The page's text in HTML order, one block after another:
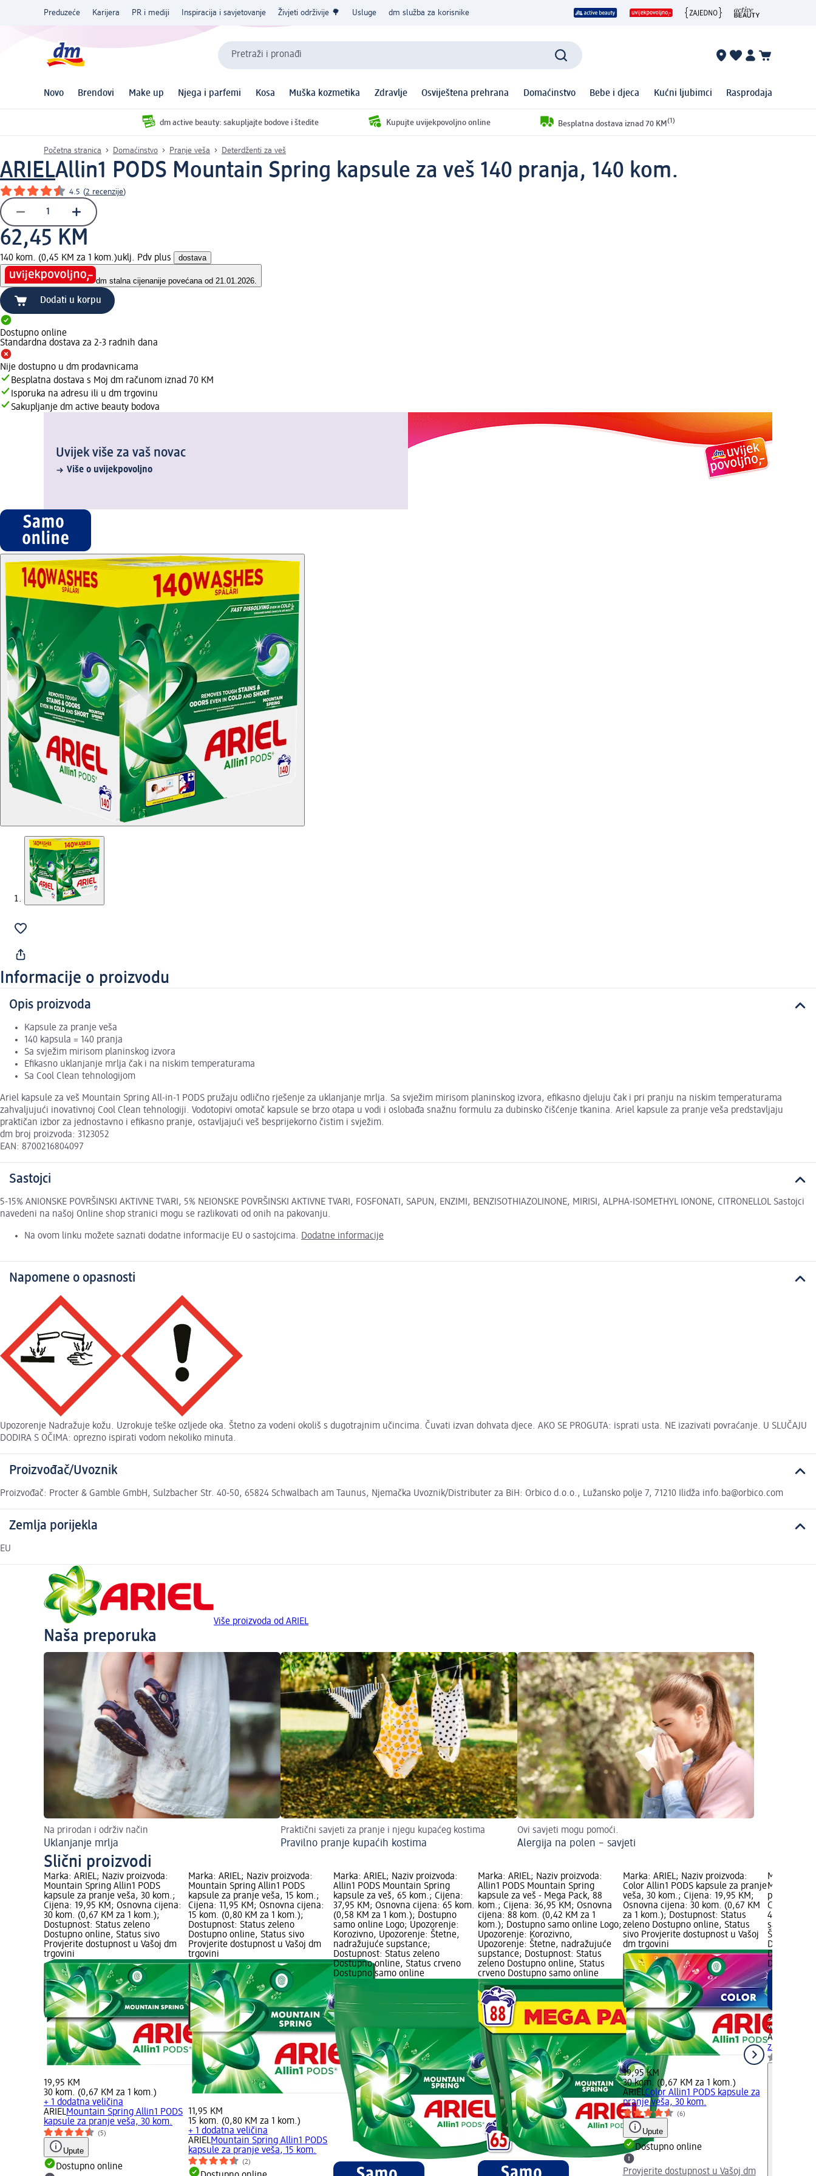
Preduzeće Karijera PR i mediji Inspiracija i savjetovanje Živjeti održivije 🌳 Usluge dm služba za korisnike
Pretraži i pronađi
Novo Brendovi Make up Njega i parfemi Kosa Muška kozmetika Zdravlje Osviještena prehrana Domaćinstvo Bebe i djeca Kućni ljubimci Rasprodaja
dm active beauty: sakupljajte bodove i štedite Kupujte uvijekpovoljno online Besplatna dostava iznad 70 KM (1)
Početna stranica Domaćinstvo Pranje veša Deterdženti za veš
ARIELAllin1 PODS Mountain Spring kapsule za veš 140 pranja, 140 kom.
4.5 (2 recenzije)
62,45 KM
140 kom. (0,45 KM za 1 kom.)uklj. Pdv plus dostava
dm stalna cijenanije povećana od 21.01.2026.
Dodati u korpu
Dostupno online
Standardna dostava za 2-3 radnih dana
Nije dostupno u dm prodavnicama
Besplatna dostava s Moj dm računom iznad 70 KM
Isporuka na adresu ili u dm trgovinu
Sakupljanje dm active beauty bodova
Uvijek više za vaš novac
Više o uvijekpovoljno
Informacije o proizvodu
Opis proizvoda
Kapsule za pranje veša
140 kapsula = 140 pranja
Sa svježim mirisom planinskog izvora
Efikasno uklanjanje mrlja čak i na niskim temperaturama
Sa Cool Clean tehnologijom
Ariel kapsule za veš Mountain Spring All-in-1 PODS pružaju odlično rješenje za uklanjanje mrlja. Sa svježim mirisom planinskog izvora, efikasno djeluju čak i pri pranju na niskim temperaturama
zahvaljujući inovativnoj Cool Clean tehnologiji. Vodotopivi omotač kapsule se brzo otapa u vodi i oslobađa snažnu formulu za dubinsko čišćenje tkanina. Ariel kapsule za pranje veša predstavljaju
praktičan izbor za jednostavno i efikasno pranje, ostavljajući veš besprijekorno čistim i svježim.
dm broj proizvoda: 3123052
EAN: 8700216804097
Sastojci
5-15% ANIONSKE POVRŠINSKI AKTIVNE TVARI, 5% NEIONSKE POVRŠINSKI AKTIVNE TVARI, FOSFONATI, SAPUN, ENZIMI, BENZISOTHIAZOLINONE, MIRISI, ALPHA-ISOMETHYL IONONE, CITRONELLOL Sastojci
navedeni na našoj Online shop stranici mogu se razlikovati od onih na pakovanju.
Na ovom linku možete saznati dodatne informacije EU o sastojcima. Dodatne informacije
Napomene o opasnosti
Upozorenje Nadražuje kožu. Uzrokuje teške ozljede oka. Štetno za vodeni okoliš s dugotrajnim učincima. Čuvati izvan dohvata djece. AKO SE PROGUTA: isprati usta. NE izazivati povraćanje. U SLUČAJU
DODIRA S OČIMA: oprezno ispirati vodom nekoliko minuta.
Proizvođač/Uvoznik
Proizvođač: Procter & Gamble GmbH, Sulzbacher Str. 40-50, 65824 Schwalbach am Taunus, Njemačka Uvoznik/Distributer za BiH: Orbico d.o.o., Lužansko polje 7, 71210 Ilidža info.ba@orbico.com
Zemlja porijekla
EU
Više proizvoda od ARIEL
Naša preporuka
Na prirodan i održiv način
Uklanjanje mrlja
Praktični savjeti za pranje i njegu kupaćeg kostima
Pravilno pranje kupaćih kostima
Ovi savjeti mogu pomoći.
Alergija na polen – savjeti
Slični proizvodi
Marka: ARIEL; Naziv proizvoda:
Mountain Spring Allin1 PODS
kapsule za pranje veša, 30 kom.;
Cijena: 19,95 KM; Osnovna cijena:
30 kom. (0,67 KM za 1 kom.);
Dostupnost: Status zeleno
Dostupno online, Status sivo
Provjerite dostupnost u Vašoj dm
trgovini
19,95 KM
30 kom. (0,67 KM za 1 kom.)
+ 1 dodatna veličina
ARIELMountain Spring Allin1 PODS
kapsule za pranje veša, 30 kom.
(5)
Upute
Dostupno online
Marka: ARIEL; Naziv proizvoda:
Mountain Spring Allin1 PODS
kapsule za pranje veša, 15 kom.;
Cijena: 11,95 KM; Osnovna cijena:
15 kom. (0,80 KM za 1 kom.);
Dostupnost: Status zeleno
Dostupno online, Status sivo
Provjerite dostupnost u Vašoj dm
trgovini
11,95 KM
15 kom. (0,80 KM za 1 kom.)
+ 1 dodatna veličina
ARIELMountain Spring Allin1 PODS
kapsule za pranje veša, 15 kom.
(2)
Marka: ARIEL; Naziv proizvoda:
Allin1 PODS Mountain Spring
kapsule za veš, 65 kom.; Cijena:
37,95 KM; Osnovna cijena: 65 kom.
(0,58 KM za 1 kom.); Dostupno
samo online Logo; Upozorenje:
Korozivno, Upozorenje: Štetne,
nadražujuće supstance;
Dostupnost: Status zeleno
Dostupno online, Status crveno
Dostupno samo online
Marka: ARIEL; Naziv proizvoda:
Allin1 PODS Mountain Spring
kapsule za veš - Mega Pack, 88
kom.; Cijena: 36,95 KM; Osnovna
cijena: 88 kom. (0,42 KM za 1
kom.); Dostupno samo online Logo;
Upozorenje: Korozivno,
Upozorenje: Štetne, nadražujuće
supstance; Dostupnost: Status
zeleno Dostupno online, Status
crveno Dostupno samo online
Marka: ARIEL; Naziv proizvoda:
Color Allin1 PODS kapsule za pranje
veša, 30 kom.; Cijena: 19,95 KM;
Osnovna cijena: 30 kom. (0,67 KM
za 1 kom.); Dostupnost: Status
zeleno Dostupno online, Status
sivo Provjerite dostupnost u Vašoj
dm trgovini
19,95 KM
30 kom. (0,67 KM za 1 kom.)
ARIELColor Allin1 PODS kapsule za
pranje veša, 30 kom.
(6)
Upute
Dostupno online
Provjerite dostupnost u Vašoj dm
Marka:
Mountain
pranje
Cijena:
4,55 kg
samo
Štetne,
Dostupno
Dostupno
34,45 KM
4,55 kg
ARIEL
za pranje